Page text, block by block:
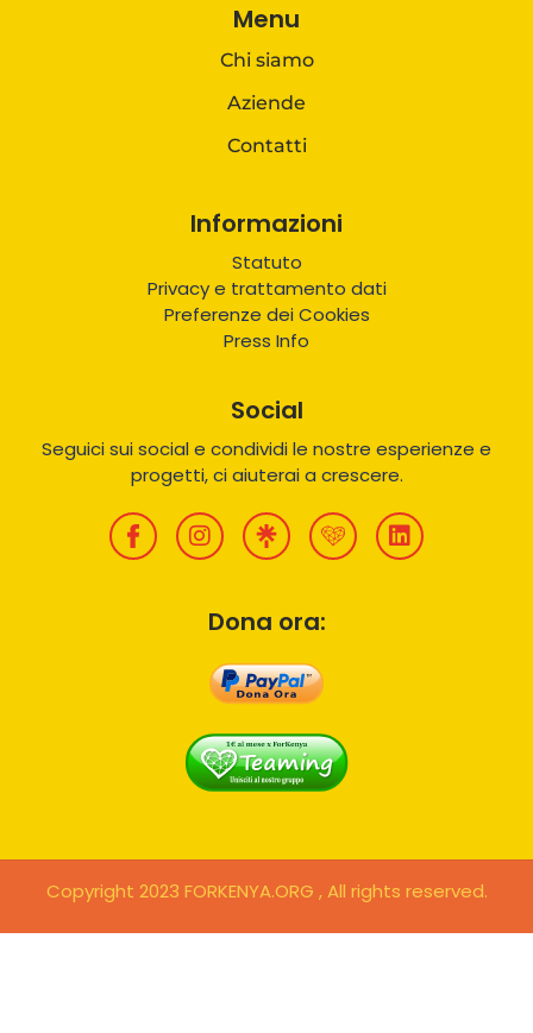
Menu
Chi siamo
Aziende
Contatti
Informazioni
Statuto
Privacy e trattamento dati
Preferenze dei Cookies
Press Info
Social
Seguici sui social e condividi le nostre esperienze e
progetti, ci aiuterai a crescere.
Dona ora:
Copyright 2023 FORKENYA.ORG , All rights reserved.